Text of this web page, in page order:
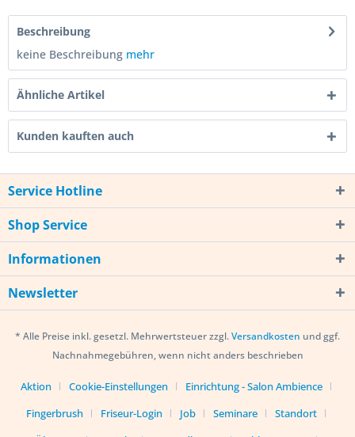
Beschreibung
keine Beschreibung mehr
Ähnliche Artikel
Kunden kauften auch
Service Hotline
Shop Service
Informationen
Newsletter
* Alle Preise inkl. gesetzl. Mehrwertsteuer zzgl.Versandkosten und ggf.
Nachnahmegebühren, wenn nicht anders beschrieben
Aktion Cookie-Einstellungen
Einrichtung - Salon Ambience
Fingerbrush
Friseur-Login Job Seminare
Standort